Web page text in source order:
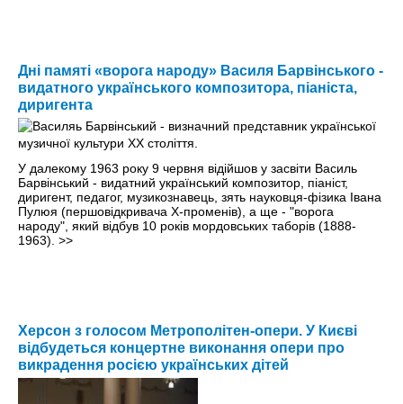
Дні памяті «ворога народу» Василя Барвінського -
видатного українського композитора, піаніста,
диригента
У далекому 1963 року 9 червня відійшов у засвіти Василь
Барвінський - видатний український композитор, піаніст,
диригент, педагог, музикознавець, зять науковця-фізика Івана
Пулюя (першовідкривача Х-променів), а ще - "ворога
народу", який відбув 10 років мордовських таборів (1888-
1963). >>
Херсон з голосом Метрополітен-опери. У Києві
відбудеться концертне виконання опери про
викрадення росією українських дітей